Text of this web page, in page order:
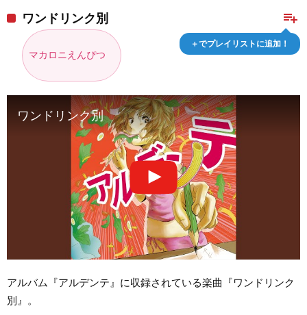
playlist_add
＋でプレイリストに追加！
ワンドリンク別
マカロニえんぴつ
ワンドリンク別
アルバム『アルデンテ』に収録されている楽曲『ワンドリンク
別』。